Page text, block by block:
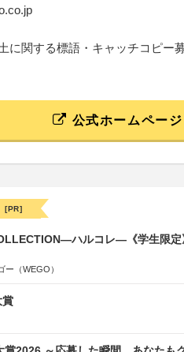
に関する標語・キャッチコピー
公式ホームページ
[PR]
ハルコレ―《学生限定
ー（WEGO）
賞